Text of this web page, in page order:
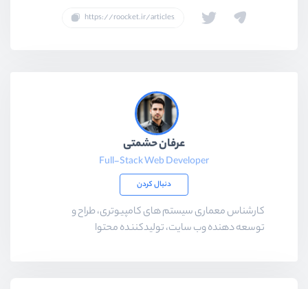
عرفان حشمتی
Full-Stack Web Developer
دنبال کردن
کارشناس معماری سیستم های کامپیوتری، طراح و
توسعه دهنده وب سایت، تولیدکننده محتوا